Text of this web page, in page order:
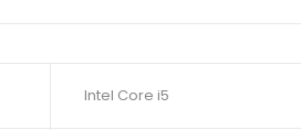
Intel Core i5